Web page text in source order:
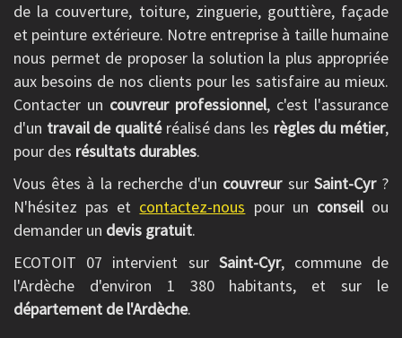
de la couverture, toiture, zinguerie, gouttière, façade
et peinture extérieure. Notre entreprise à taille humaine
nous permet de proposer la solution la plus appropriée
aux besoins de nos clients pour les satisfaire au mieux.
Contacter un couvreur professionnel, c'est l'assurance
d'un travail de qualitéréalisé dans les règles du métier,
pour des résultats durables.
Vous êtes à la recherche d'un couvreursur Saint-Cyr?
N'hésitez pas et contactez-nous pour un conseilou
demander un devis gratuit.
ECOTOIT 07 intervient sur Saint-Cyr, commune de
l'Ardèche d'environ 1 380 habitants, et sur le
département de l'Ardèche.